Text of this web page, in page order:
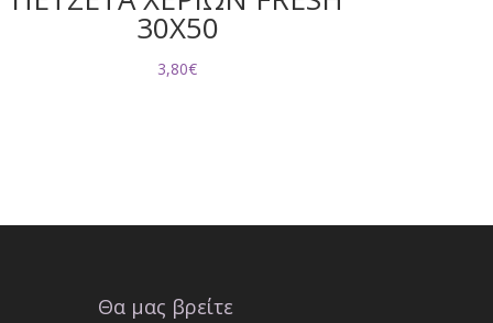
30X50
3,80€
Θα μας βρείτε